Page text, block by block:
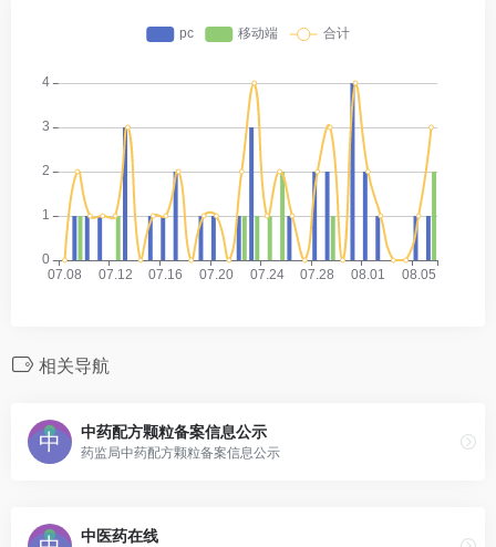
相关导航
中药配方颗粒备案信息公示
药监局中药配方颗粒备案信息公示
中医药在线